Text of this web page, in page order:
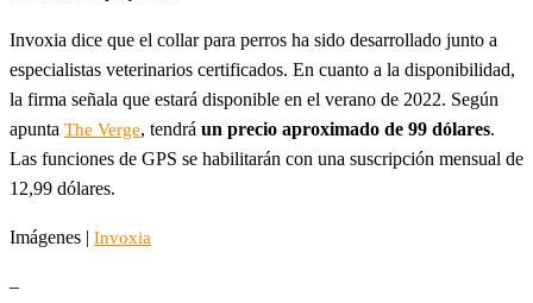
Invoxia dice que el collar para perros ha sido desarrollado junto a
especialistas veterinarios certificados. En cuanto a la disponibilidad,
la firma señala que estará disponible en el verano de 2022. Según
apunta The Verge, tendrá un precio aproximado de 99 dólares.
Las funciones de GPS se habilitarán con una suscripción mensual de
12,99 dólares.
Imágenes | Invoxia
–